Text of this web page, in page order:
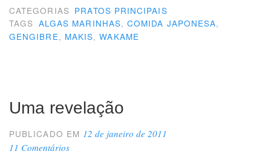
veganos…
e
crus”
CATEGORIAS PRATOS PRINCIPAIS
TAGS ALGAS MARINHAS,COMIDA JAPONESA,
GENGIBRE, MAKIS,WAKAME
Uma revelação
PUBLICADO EM 12 de janeiro de 2011
11 Comentários